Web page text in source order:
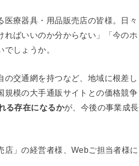
療器具・用品販売店の皆様。日々
ばいいのか分からない」「今のホ
しょうか。
交通網を持つなど、地域に根差し
規模の大手通販サイトとの価格競争
る存在になるかが、今後の事業成長
」の経営者様、Webご担当者様に